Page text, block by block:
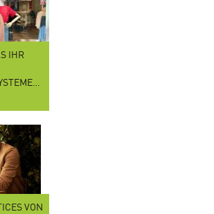
IHR
VON